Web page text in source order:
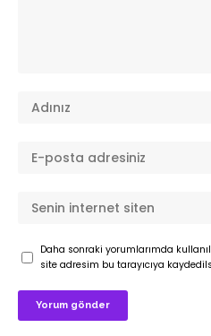
Daha sonraki yorumlarımda
site adresim bu tarayıcıya